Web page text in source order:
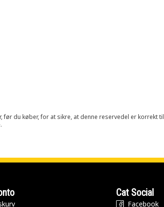
du køber, for at sikre, at denne reservedel er korrekt til
Cat Social
Facebook